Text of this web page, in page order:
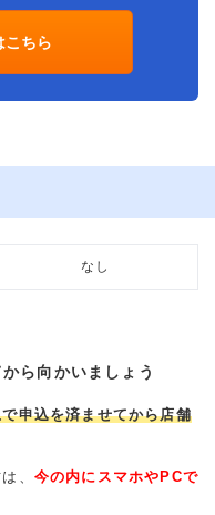
こちら
なし
ら向かいましょう
申込を済ませてから店舗
、 今の内にスマホやPCで